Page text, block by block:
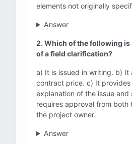
elements not originally
Answer
2. Which of the following is
of a field clarification?
a) It is issued in writing. b) It
contract price. c) It provides
explanation of the issue and
requires approval from both
the project owner.
Answer